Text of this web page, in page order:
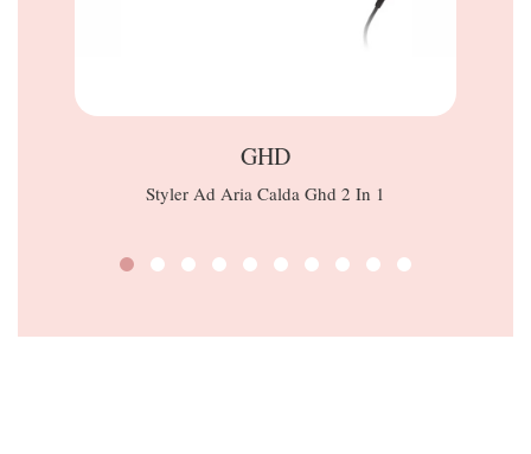
GHD
Styler Ad Aria Calda Ghd 2 In 1